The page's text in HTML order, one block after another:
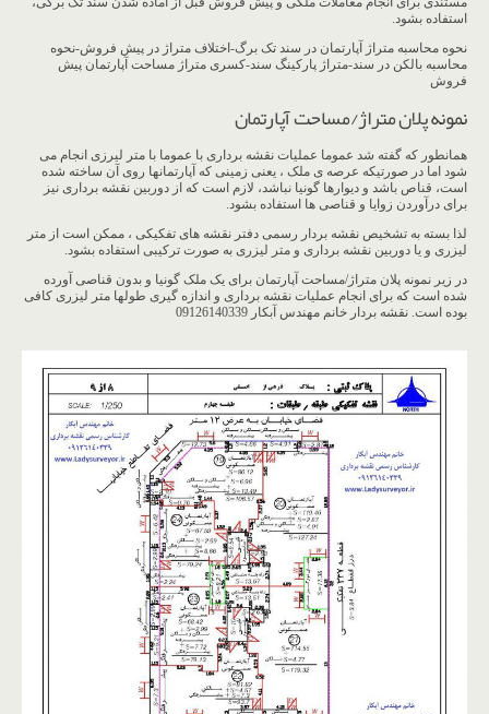
استفاده بشود.
نحوه محاسبه متراژ آپارتمان در سند تک برگ-اختلاف متراژ در پیش فروش-نحوه
محاسبه بالکن در سند-متراژ پارکینگ سند-کسری متراژ مساحت آپارتمان پیش
فروش
نمونه پلان متراژ/مساحت آپارتمان
همانطور که گفته شد عموما عملیات نقشه برداری با عموما با متر لیرزی انجام می
شود اما در صورتیکه عرصه ی ملک ، یعنی زمینی که آپارتمانها روی آن ساخته شده
است، قناص باشد و دیوارها گونیا نباشد، لازم است که از دوربین نقشه برداری نیز
برای درآوردن زوایا و قناصی ها استفاده بشود.
لذا بسته به تشخیص نقشه بردار رسمی دفتر نقشه های تفکیکی ، ممکن است از متر
لیزری و یا دوربین نقشه برداری و متر لیزری به صورت ترکیبی استفاده بشود.
در زیر نمونه پلان متراژ/مساحت آپارتمان برای یک ملک گونیا و بدون قناصی آورده
شده است که برای انجام عملیات نقشه برداری و اندازه گیری طولها متر لیزری کافی
بوده است. نقشه بردار خانم مهندس آبکار 09126140339